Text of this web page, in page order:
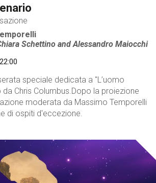
Schettino andAlessandro Maiocchi
speciale dedicata a "L’uomo
Chris Columbus.Dopo la proiezione
moderata da Massimo Temporelli
di ospiti d'eccezione.